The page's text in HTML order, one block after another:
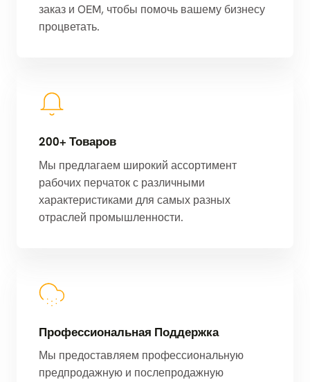
заказ и OEM, чтобы помочь вашему бизнесу
процветать.
200+ Товаров
Мы предлагаем широкий ассортимент
рабочих перчаток с различными
характеристиками для самых разных
отраслей промышленности.
Профессиональная Поддержка
Мы предоставляем профессиональную
предпродажную и послепродажную